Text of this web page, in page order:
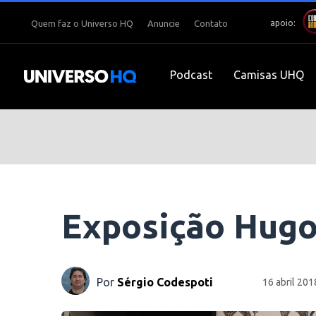
Quem faz o Universo HQ Anuncie Contato apoio:
Podcast Camisas UHQ
Exposição
Por Sérgio Codespoti 16 abril